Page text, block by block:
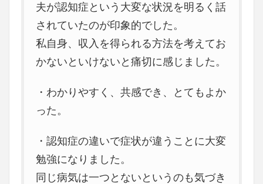
夫が認知症という大変な状況を明るく話
されていたのが印象的でした。
私自身、収入を得られる方法を考えてお
かないといけないと痛切に感じました。
・わかりやすく、共感でき、とてもよか
った。
・認知症の違いで症状が違うことに大変
勉強になりました。
同じ病気は一つとないというのも気づき